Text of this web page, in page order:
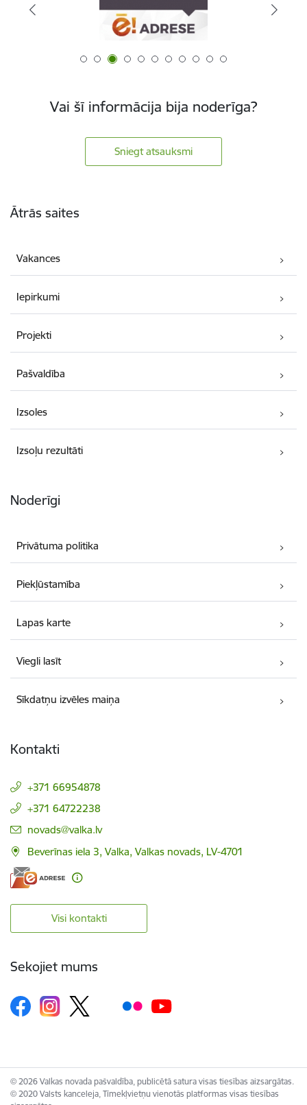
Vai šī informācija bija noderīga?
Sniegt atsauksmi
Ātrās saites
Vakances
Iepirkumi
Projekti
Pašvaldība
Izsoles
Izsoļu rezultāti
Noderīgi
Privātuma politika
Piekļūstamība
Lapas karte
Viegli lasīt
Sīkdatņu izvēles maiņa
Kontakti
+371 66954878
+371 64722238
E-pasts:
novads@valka.lv
Beverīnas iela 3, Valka, Valkas novads, LV-4701
Visi kontakti
Sekojiet mums
© 2026 Valkas novada pašvaldība, publicētā satura visas tiesības aizsargātas.
© 2020 Valsts kanceleja, Tīmekļvietņu vienotās platformas visas tiesības